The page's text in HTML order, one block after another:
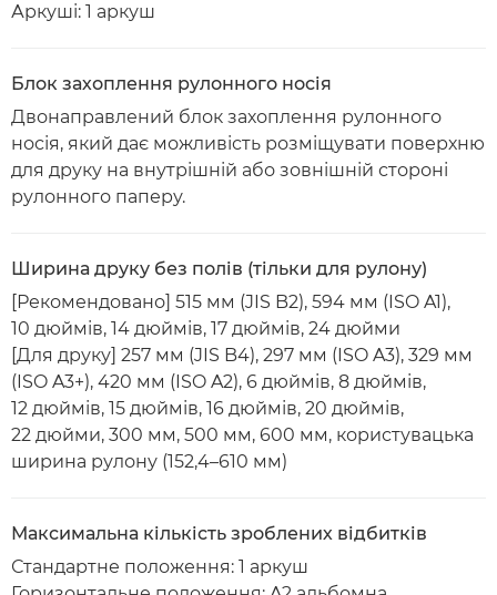
Аркуші: 1 аркуш
Блок захоплення рулонного носія
Двонаправлений блок захоплення рулонного
носія, який дає можливість розміщувати поверхню
для друку на внутрішній або зовнішній стороні
рулонного паперу.
Ширина друку без полів (тільки для рулону)
[Рекомендовано] 515 мм (JIS B2), 594 мм (ISO A1),
10 дюймів, 14 дюймів, 17 дюймів, 24 дюйми
[Для друку] 257 мм (JIS B4), 297 мм (ISO A3), 329 мм
(ISO A3+), 420 мм (ISO A2), 6 дюймів, 8 дюймів,
12 дюймів, 15 дюймів, 16 дюймів, 20 дюймів,
22 дюйми, 300 мм, 500 мм, 600 мм, користувацька
ширина рулону (152,4–610 мм)
Максимальна кількість зроблених відбитків
Стандартне положення: 1 аркуш